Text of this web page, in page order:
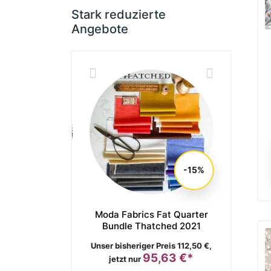
Stark reduzierte
Angebote
Moda Fabrics Fat Quarter
Bundle Thatched 2021
Verkaufspreis
Unser bisheriger Preis 112,50 €,
jetzt nur
-15%
Preis
95,63 €*
Unser